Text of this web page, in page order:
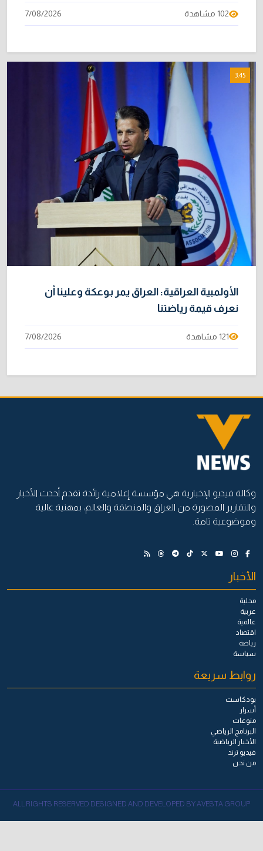
102 مشاهدة 7/08/2026
3:45
الأولمبية العراقية: العراق يمر بوعكة وعلينا أن
نعرف قيمة رياضتنا
121 مشاهدة 7/08/2026
وكالة فيديو الإخبارية هي مؤسسة إعلامية رائدة تقدم أحدث الأخبار
والتقارير المصورة من العراق والمنطقة والعالم، بمهنية عالية
وموضوعية تامة.
الأخبار
محلية
عربية
عالمية
اقتصاد
رياضة
سياسة
روابط سريعة
بودكاست
أسرار
منوعات
البرنامج الرياضي
الأخبار الرياضية
فيديو ترند
من نحن
ALL RIGHTS RESERVED DESIGNED AND DEVELOPED BY AVESTA GROUP